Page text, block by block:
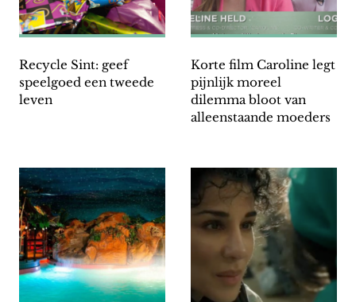
Recycle Sint: geef
speelgoed een tweede
leven
Korte film Caroline legt
pijnlijk moreel
dilemma bloot van
alleenstaande moeders